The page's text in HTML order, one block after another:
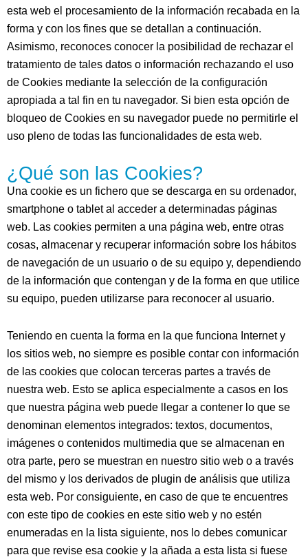
esta web el procesamiento de la información recabada en la
forma y con los fines que se detallan a continuación.
Asimismo, reconoces conocer la posibilidad de rechazar el
tratamiento de tales datos o información rechazando el uso
de Cookies mediante la selección de la configuración
apropiada a tal fin en tu navegador. Si bien esta opción de
bloqueo de Cookies en su navegador puede no permitirle el
uso pleno de todas las funcionalidades de esta web.
¿Qué son las Cookies?
Una cookie es un fichero que se descarga en su ordenador,
smartphone o tablet al acceder a determinadas páginas
web. Las cookies permiten a una página web, entre otras
cosas, almacenar y recuperar información sobre los hábitos
de navegación de un usuario o de su equipo y, dependiendo
de la información que contengan y de la forma en que utilice
su equipo, pueden utilizarse para reconocer al usuario.
Teniendo en cuenta la forma en la que funciona Internet y
los sitios web, no siempre es posible contar con información
de las cookies que colocan terceras partes a través de
nuestra web. Esto se aplica especialmente a casos en los
que nuestra página web puede llegar a contener lo que se
denominan elementos integrados: textos, documentos,
imágenes o contenidos multimedia que se almacenan en
otra parte, pero se muestran en nuestro sitio web o a través
del mismo y los derivados de plugin de análisis que utiliza
esta web. Por consiguiente, en caso de que te encuentres
con este tipo de cookies en este sitio web y no estén
enumeradas en la lista siguiente, nos lo debes comunicar
para que revise esa cookie y la añada a esta lista si fuese